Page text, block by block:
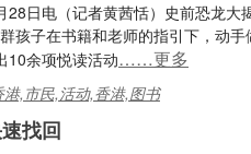
28日电（记者黄茜恬）史前恐龙
孩子在书籍和老师的指引下，动
10余项悦读活动……更多
港,市民,活动,香港,图书
找回